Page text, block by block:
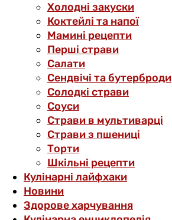
Холодні закуски
Коктейлі та напої
Мамині рецепти
Перші страви
Салати
Сендвічі та бутерброди
Солодкі страви
Соуси
Страви в мультиварці
Страви з пшениці
Торти
Шкільні рецепти
Кулінарні лайфхаки
Новини
Здорове харчування